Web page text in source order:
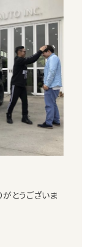
とうございま